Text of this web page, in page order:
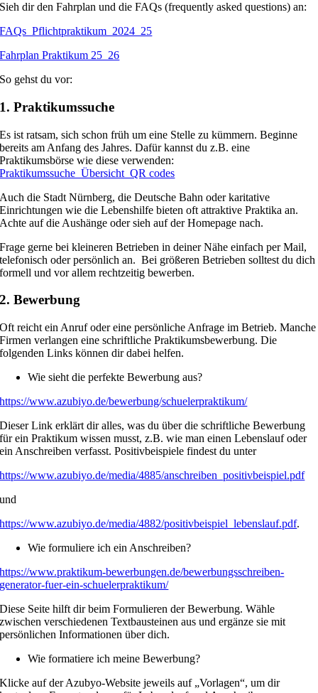
Sieh dir den Fahrplan und die FAQs (frequently asked questions) an:
FAQs_Pflichtpraktikum_2024_25
Fahrplan Praktikum 25_26
So gehst du vor:
1. Praktikumssuche
Es ist ratsam, sich schon früh um eine Stelle zu kümmern. Beginne
bereits am Anfang des Jahres. Dafür kannst du z.B. eine
Praktikumsbörse wie diese verwenden:
Praktikumssuche_Übersicht_QR codes
Auch die Stadt Nürnberg, die Deutsche Bahn oder karitative
Einrichtungen wie die Lebenshilfe bieten oft attraktive Praktika an.
Achte auf die Aushänge oder sieh auf der Homepage nach.
Frage gerne bei kleineren Betrieben in deiner Nähe einfach per Mail,
telefonisch oder persönlich an. Bei größeren Betrieben solltest du dich
formell und vor allem rechtzeitig bewerben.
2. Bewerbung
Oft reicht ein Anruf oder eine persönliche Anfrage im Betrieb. Manche
Firmen verlangen eine schriftliche Praktikumsbewerbung. Die
folgenden Links können dir dabei helfen.
Wie sieht die perfekte Bewerbung aus?
https://www.azubiyo.de/bewerbung/schuelerpraktikum/
Dieser Link erklärt dir alles, was du über die schriftliche Bewerbung
für ein Praktikum wissen musst, z.B. wie man einen Lebenslauf oder
ein Anschreiben verfasst. Positivbeispiele findest du unter
https://www.azubiyo.de/media/4885/anschreiben_positivbeispiel.pdf
und
https://www.azubiyo.de/media/4882/positivbeispiel_lebenslauf.pdf.
Wie formuliere ich ein Anschreiben?
https://www.praktikum-bewerbungen.de/bewerbungsschreiben-
generator-fuer-ein-schuelerpraktikum/
Diese Seite hilft dir beim Formulieren der Bewerbung. Wähle
zwischen verschiedenen Textbausteinen aus und ergänze sie mit
persönlichen Informationen über dich.
Wie formatiere ich meine Bewerbung?
Klicke auf der Azubyo-Website jeweils auf „Vorlagen“, um dir